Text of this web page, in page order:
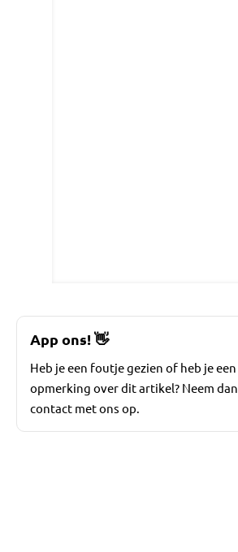
App ons!👋
Heb je een foutje gezien of heb je een
opmerking over dit artikel? Neem dan
contact met ons op.